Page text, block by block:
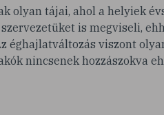
olyan tájai, ahol a helyiek
is megviseli,
éghajlatváltozás viszont
nincsenek hozzászokva